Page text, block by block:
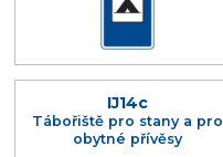
IJ14c
Tábořiště pro stany a pro
obytné přívěsy